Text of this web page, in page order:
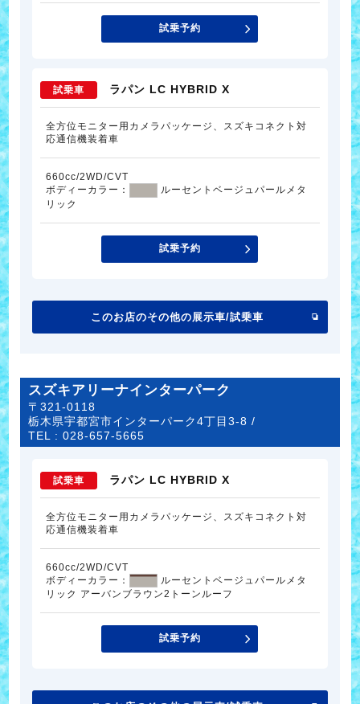
試乗予約
試乗車 ラパン LC HYBRID X
全方位モニター用カメラパッケージ、スズキコネクト対
応通信機装着車
660cc/2WD/CVT
ボディーカラー：
ルーセントベージュパールメタ
リック
試乗予約
このお店のその他の展示車/試乗車
スズキアリーナインターパーク
〒321-0118
栃木県宇都宮市インターパーク4丁目3-8 /
TEL :028-657-5665
試乗車 ラパン LC HYBRID X
全方位モニター用カメラパッケージ、スズキコネクト対
応通信機装着車
660cc/2WD/CVT
ボディーカラー：
ルーセントベージュパールメタ
リック アーバンブラウン2トーンルーフ
試乗予約